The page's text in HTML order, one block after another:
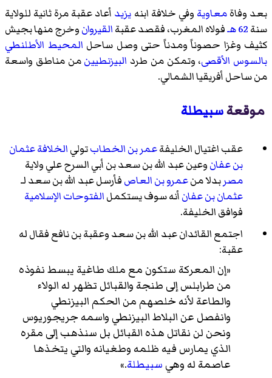
بعد وفاةمعاوية وفي خلافة ابنه يزيد أعاد عقبة مرة ثانية للولاية
سنة62 هـ فولاه المغرب، فقصد عقبةالقيروانوخرج منها بجيش
كثيف وغزا حصوناً ومدناً حتى وصل ساحل المحيط الأطلنطي
بالسوس الأقصى، وتمكن من طرد البيزنطيينمن مناطق واسعة
من ساحل أفريقيا الشمالي.
موقعةسبيطلة
عقب اغتيال الخليفةعمر بن الخطابتوليالخلافةعثمان
بن عفانوعين عبد الله بن سعد بن أبي السرح علي ولاية
مصربدلا منعمرو بن العاصفأرسل عبد الله بن سعد لـ
عثمان بن عفانأنه سوف يستكملالفتوحات الإسلامية
فوافق الخليفة.
اجتمع القائدان عبد الله بن سعد وعقبة بن نافع فقال له
عقبة:
«إن المعركة ستكون مع ملك طاغية يبسط نفوذه
من طرابلس إلى طنجة والقبائل تظهر له الولاء
والطاعة لأنه خلصهم من الحكم البيزنطي
وانفصل عن البلاط البيزنطي واسمه جريجوريوس
ونحن لن نقاتل هذه القبائل بل سنذهب إلى مقره
الذي يمارس فيه ظلمه وطغيانه والتي يتخذها
عاصمة له وهي سبيطلة.»